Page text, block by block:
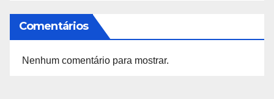
Comentários
Nenhum comentário para mostrar.